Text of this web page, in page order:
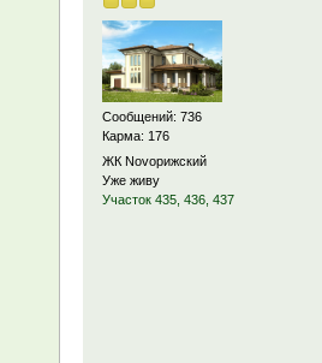
Сообщений: 736
Карма: 176
ЖК Novoрижский
Уже живу
Участок 435, 436, 437